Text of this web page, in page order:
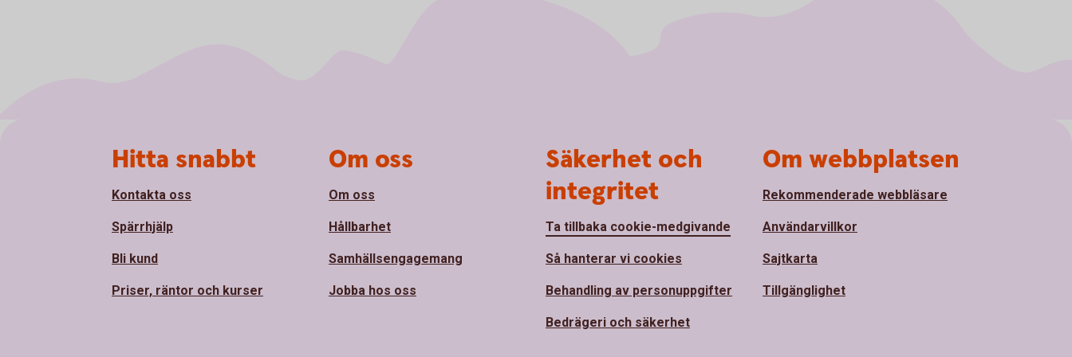
Hitta snabbt
Kontakta oss
Spärrhjälp
Bli kund
Priser, räntor och kurser
Om oss
Om oss
Hållbarhet
Samhällsengagemang
Jobba hos oss
Säkerhet och
integritet
Ta tillbaka cookie-medgivande
Så hanterar vi cookies
Behandling av personuppgifter
Bedrägeri och säkerhet
Om webbplatsen
Rekommenderade webbläsare
Användarvillkor
Sajtkarta
Tillgänglighet